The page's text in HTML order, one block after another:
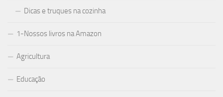
Dicas e truques na cozinha
1-Nossos livros na Amazon
Agricultura
Educação